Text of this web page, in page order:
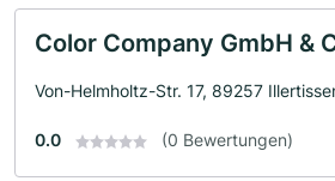
Color Company GmbH &
Von-Helmholtz-Str. 17, 89257
0.0 (0 Bewertungen)